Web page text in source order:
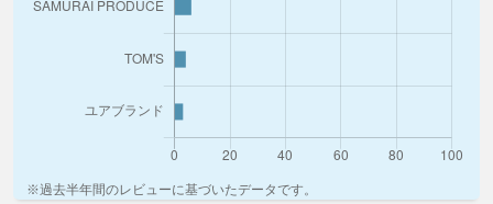
※過去半年間のレビューに基づいたデータです。